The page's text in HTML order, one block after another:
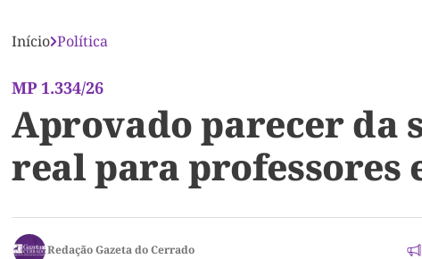
Início Política
MP 1.334/26
Aprovado parecer da
real para professores
Redação Gazeta do Cerrado